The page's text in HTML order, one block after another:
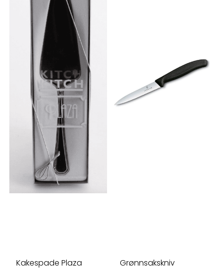
Kakespade Plaza Grønnsakskniv